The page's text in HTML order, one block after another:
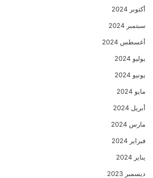
أكتوبر 2024
سبتمبر 2024
أغسطس 2024
يوليو 2024
يونيو 2024
مايو 2024
أبريل 2024
مارس 2024
فبراير 2024
يناير 2024
ديسمبر 2023